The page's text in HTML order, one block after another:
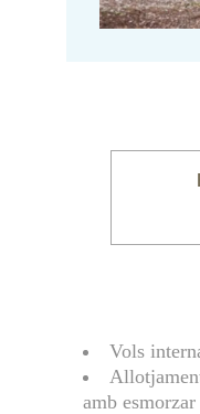
Vols
amb esmorzar